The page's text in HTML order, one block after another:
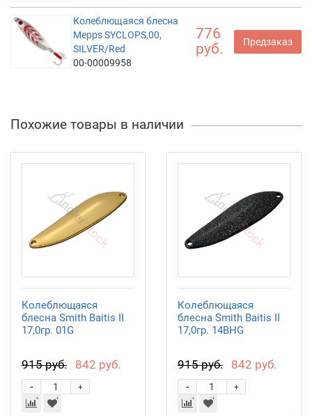
Колеблющаяся блесна
Mepps SYCLOPS,00,
SILVER/Red
00-00009958
776
руб.
Предзаказ
Похожие товары в наличии
Колеблющаяся
блесна Smith Baitis II
17,0гр. 01G
915 руб. 842 руб.
+
-
Колеблющаяся
блесна Smith Baitis II
17,0гр. 14BHG
915 руб. 842 руб.
+
-